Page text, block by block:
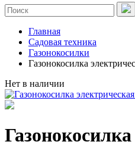
Главная
Садовая техника
Газонокосилки
Газонокосилка
Нет в наличии
Газонокосилка